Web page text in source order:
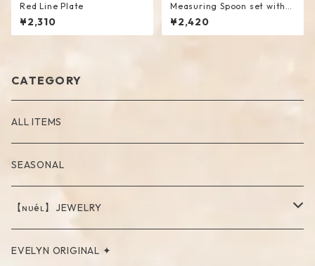
Red Line Plate
¥2,310
Measuring Spoon set with
Wooden Handle
¥2,420
CATEGORY
ALL ITEMS
SEASONAL
【ɴᴜéʟ】JEWELRY
PIERCE
EVELYN ORIGINAL ✦